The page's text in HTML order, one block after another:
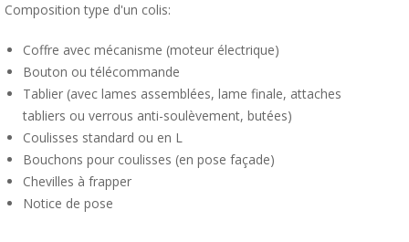
Composition type d'un colis:
Coffre avec mécanisme (moteur électrique)
Bouton ou télécommande
Tablier (avec lames assemblées, lame finale, attaches
tabliers ou verrous anti-soulèvement, butées)
Coulisses standard ou en L
Bouchons pour coulisses (en pose façade)
Chevilles à frapper
Notice de pose